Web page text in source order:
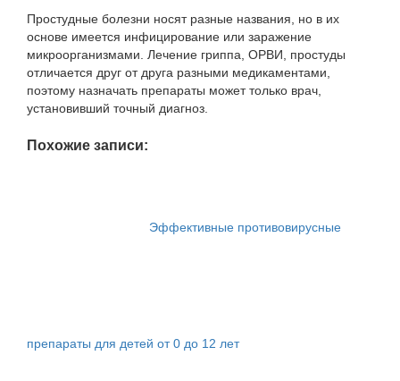
Простудные болезни носят разные названия, но в их
основе имеется инфицирование или заражение
микроорганизмами. Лечение гриппа, ОРВИ, простуды
отличается друг от друга разными медикаментами,
поэтому назначать препараты может только врач,
установивший точный диагноз.
Похожие записи:
Эффективные противовирусные
препараты для детей от 0 до 12 лет